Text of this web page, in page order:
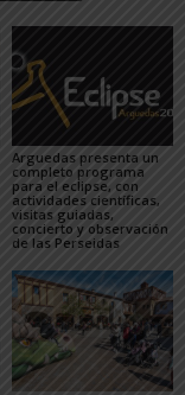
Arguedas presenta un
completo programa
para el eclipse, con
actividades científicas,
visitas guiadas,
concierto y observación
de las Perseidas